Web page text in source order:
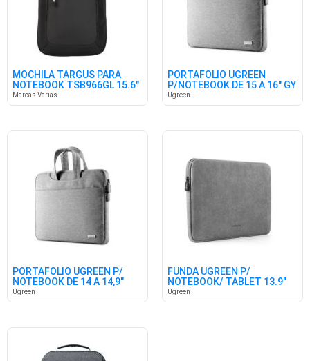
MOCHILA TARGUS PARA
NOTEBOOK TSB966GL 15.6"
BLACK
Marcas Varias
PORTAFOLIO UGREEN
P/NOTEBOOK DE 15 A 16" GY
Ugreen
PORTAFOLIO UGREEN P/
NOTEBOOK DE 14 A 14,9"
GRAY
Ugreen
FUNDA UGREEN P/
NOTEBOOK/ TABLET 13.9"
Ugreen